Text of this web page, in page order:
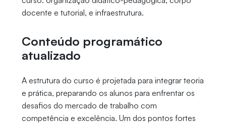
docente e tutorial, e infraestrutura.
Conteúdo programático
atualizado
A estrutura do curso é projetada para integrar teoria
e prática, preparando os alunos para enfrentar os
desafios do mercado de trabalho com
competência e excelência. Um dos pontos fortes